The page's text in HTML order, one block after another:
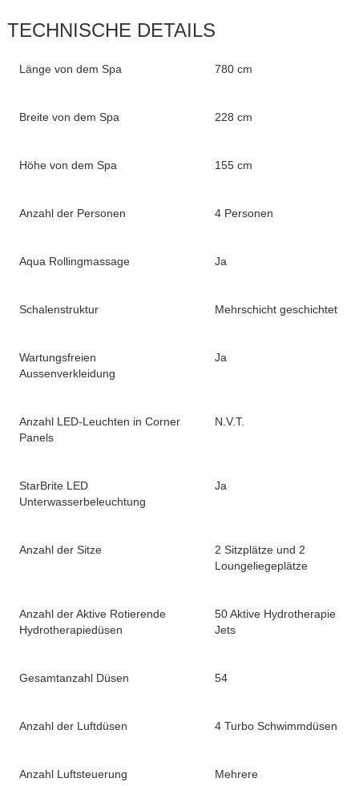
TECHNISCHE DETAILS
Länge von dem Spa 780 cm
Breite von dem Spa 228 cm
Höhe von dem Spa 155 cm
Anzahl der Personen 4 Personen
Aqua Rollingmassage Ja
Schalenstruktur Mehrschicht geschichtet
Wartungsfreien
Aussenverkleidung
Ja
Anzahl LED-Leuchten in Corner
Panels
N.V.T.
StarBrite LED
Unterwasserbeleuchtung
Ja
Anzahl der Sitze
2 Sitzplätze und 2
Loungeliegeplätze
Anzahl der Aktive Rotierende
Hydrotherapiedüsen
50 Aktive Hydrotherapie
Jets
Gesamtanzahl Düsen 54
Anzahl der Luftdüsen 4 Turbo Schwimmdüsen
Anzahl Luftsteuerung Mehrere